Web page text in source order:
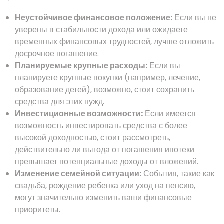
Неустойчивое финансовое положение: Если вы не
уверены в стабильности дохода или ожидаете
временных финансовых трудностей, лучше отложить
досрочное погашение.
Планируемые крупные расходы: Если вы
планируете крупные покупки (например, лечение,
образование детей), возможно, стоит сохранить
средства для этих нужд.
Инвестиционные возможности: Если имеется
возможность инвестировать средства с более
высокой доходностью, стоит рассмотреть,
действительно ли выгода от погашения ипотеки
превышает потенциальные доходы от вложений.
Изменение семейной ситуации: События, такие как
свадьба, рождение ребенка или уход на пенсию,
могут значительно изменить ваши финансовые
приоритеты.